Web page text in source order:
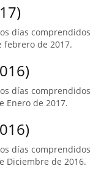
días comprendidos
febrero de 2017.
días comprendidos
Enero de 2017.
días comprendidos
Diciembre de 2016.